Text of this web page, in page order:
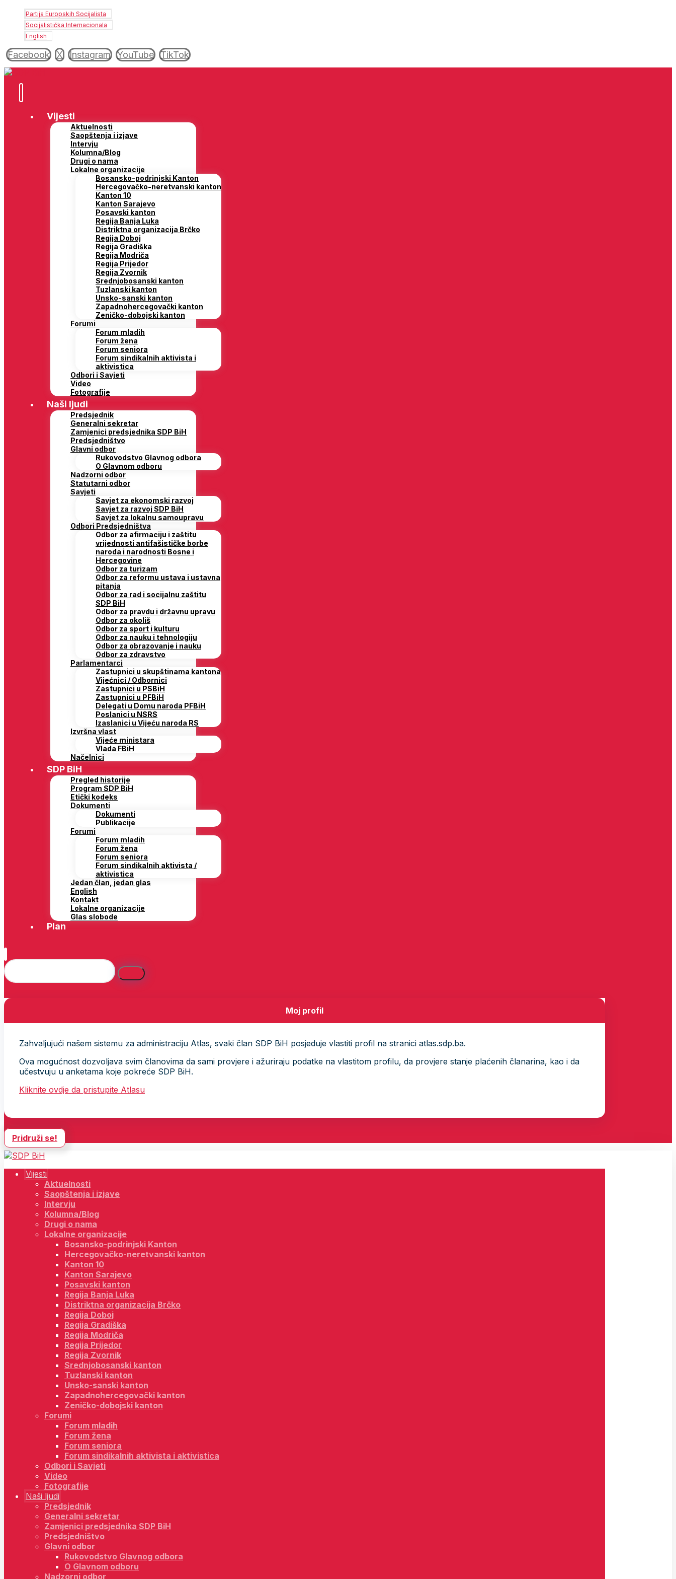
Partija Europskih Socijalista
Socijalistička Internacionala
English
Facebook X Instagram YouTube TikTok
Vijesti
Aktuelnosti
Saopštenja i izjave
Intervju
Kolumna/Blog
Drugi o nama
Lokalne organizacije
Bosansko-podrinjski Kanton
Hercegovačko-neretvanski kanton
Kanton 10
Kanton Sarajevo
Posavski kanton
Regija Banja Luka
Distriktna organizacija Brčko
Regija Doboj
Regija Gradiška
Regija Modriča
Regija Prijedor
Regija Zvornik
Srednjobosanski kanton
Tuzlanski kanton
Unsko-sanski kanton
Zapadnohercegovački kanton
Zeničko-dobojski kanton
Forumi
Forum mladih
Forum žena
Forum seniora
Forum sindikalnih aktivista i
aktivistica
Odbori i Savjeti
Video
Fotografije
Naši ljudi
Predsjednik
Generalni sekretar
Zamjenici predsjednika SDP BiH
Predsjedništvo
Glavni odbor
Rukovodstvo Glavnog odbora
O Glavnom odboru
Nadzorni odbor
Statutarni odbor
Savjeti
Savjet za ekonomski razvoj
Savjet za razvoj SDP BiH
Savjet za lokalnu samoupravu
Odbori Predsjedništva
Odbor za afirmaciju i zaštitu
vrijednosti antifašističke borbe
naroda i narodnosti Bosne i
Hercegovine
Odbor za turizam
Odbor za reformu ustava i ustavna
pitanja
Odbor za rad i socijalnu zaštitu
SDP BiH
Odbor za pravdu i državnu upravu
Odbor za okoliš
Odbor za sport i kulturu
Odbor za nauku i tehnologiju
Odbor za obrazovanje i nauku
Odbor za zdravstvo
Parlamentarci
Zastupnici u skupštinama kantona
Vijećnici / Odbornici
Zastupnici u PSBiH
Zastupnici u PFBiH
Delegati u Domu naroda PFBiH
Poslanici u NSRS
Izaslanici u Vijeću naroda RS
Izvršna vlast
Vijeće ministara
Vlada FBiH
Načelnici
SDP BiH
Pregled historije
Program SDP BiH
Etički kodeks
Dokumenti
Dokumenti
Publikacije
Forumi
Forum mladih
Forum žena
Forum seniora
Forum sindikalnih aktivista /
aktivistica
Jedan član, jedan glas
English
Kontakt
Lokalne organizacije
Glas slobode
Plan
Moj profil
Zahvaljujući našem sistemu za administraciju Atlas, svaki član SDP BiH posjeduje vlastiti profil na stranici atlas.sdp.ba.
Ova mogućnost dozvoljava svim članovima da sami provjere i ažuriraju podatke na vlastitom profilu, da provjere stanje plaćenih članarina, kao i da
učestvuju u anketama koje pokreće SDP BiH.
Kliknite ovdje da pristupite Atlasu
Pridruži se!
Vijesti
Aktuelnosti
Saopštenja i izjave
Intervju
Kolumna/Blog
Drugi o nama
Lokalne organizacije
Bosansko-podrinjski Kanton
Hercegovačko-neretvanski kanton
Kanton 10
Kanton Sarajevo
Posavski kanton
Regija Banja Luka
Distriktna organizacija Brčko
Regija Doboj
Regija Gradiška
Regija Modriča
Regija Prijedor
Regija Zvornik
Srednjobosanski kanton
Tuzlanski kanton
Unsko-sanski kanton
Zapadnohercegovački kanton
Zeničko-dobojski kanton
Forumi
Forum mladih
Forum žena
Forum seniora
Forum sindikalnih aktivista i aktivistica
Odbori i Savjeti
Video
Fotografije
Naši ljudi
Predsjednik
Generalni sekretar
Zamjenici predsjednika SDP BiH
Predsjedništvo
Glavni odbor
Rukovodstvo Glavnog odbora
O Glavnom odboru
Nadzorni odbor